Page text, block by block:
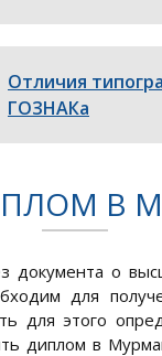
Отличия
ГОЗНАКа
В
документа о
для
для этого
диплом в